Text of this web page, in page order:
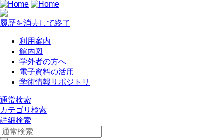
履歴を消去して終了
利用案内
館内図
学外者の方へ
電子資料の活用
学術情報リポジトリ
通常検索
カテゴリ検索
詳細検索